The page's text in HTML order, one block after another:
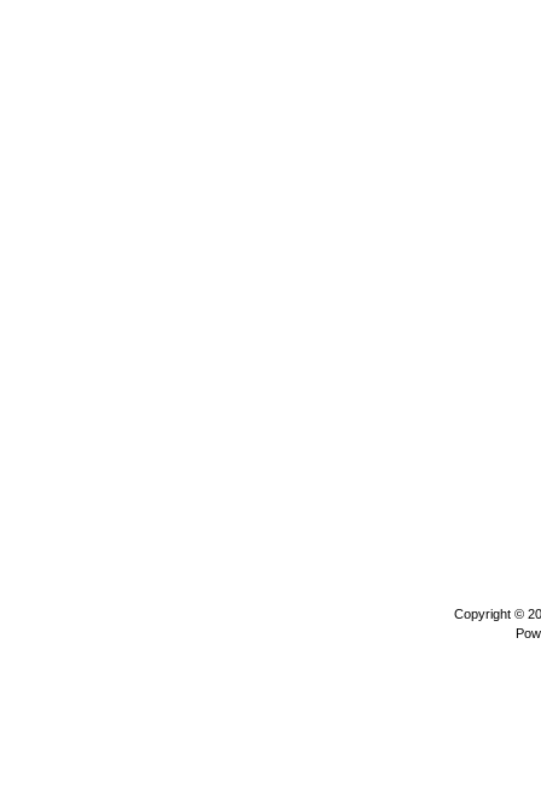
Copyright ©